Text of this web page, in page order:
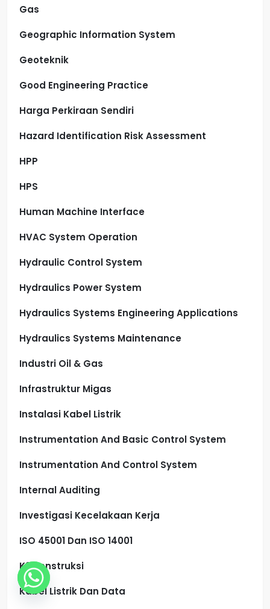
Gas
Geographic Information System
Geoteknik
Good Engineering Practice
Harga Perkiraan Sendiri
Hazard Identification Risk Assessment
HPP
HPS
Human Machine Interface
HVAC System Operation
Hydraulic Control System
Hydraulics Power System
Hydraulics Systems Engineering Applications
Hydraulics Systems Maintenance
Industri Oil & Gas
Infrastruktur Migas
Instalasi Kabel Listrik
Instrumentation And Basic Control System
Instrumentation And Control System
Internal Auditing
Investigasi Kecelakaan Kerja
ISO 45001 Dan ISO 14001
K3 Konstruksi
Kabel Listrik Dan Data